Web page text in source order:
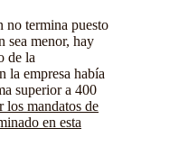
no termina puesto
sea menor, hay
de la
la empresa había
superior a 400
los mandatos de
en esta